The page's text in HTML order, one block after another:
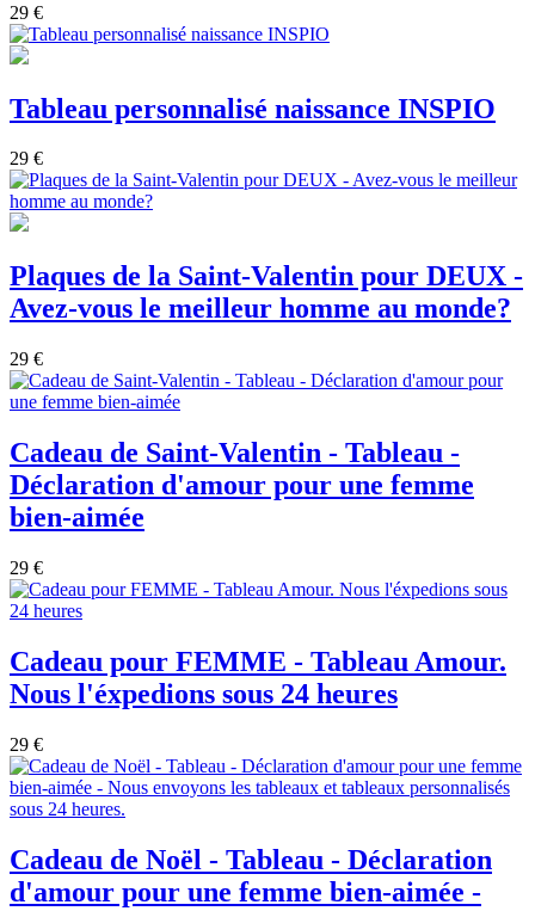
29 €
Tableau personnalisé naissance INSPIO
29 €
Plaques de la Saint-Valentin pour DEUX -
Avez-vous le meilleur homme au monde?
29 €
Cadeau de Saint-Valentin - Tableau -
Déclaration d'amour pour une femme
bien-aimée
29 €
Cadeau pour FEMME - Tableau Amour.
Nous l'éxpedions sous 24 heures
29 €
Cadeau de Noël - Tableau - Déclaration
d'amour pour une femme bien-aimée -